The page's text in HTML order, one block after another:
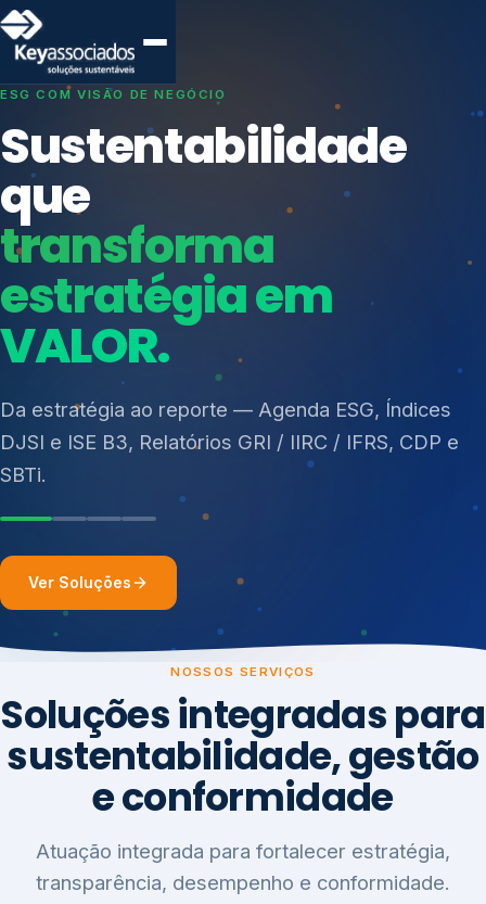
SISTEMAS DE GESTÃO OTIMIZADOS E INTEGRADOS
Conformidade que
protege seu
negócio.
Consultoria, auditoria e treinamentos em ISO 27001,
ISO 27701, ISO 42001, ISO 37001, ISO 9001, ISO
14001, ISO 45001, ONA e PNQ — Gestão de
resíduos sólidos (PGRS/PMGRS).
Índices de Mercado
Mudanças Climáticas
Reputação e Cadeia
Reporte Regulatório
Ver Soluções
NOSSOS SERVIÇOS
Soluções integradas para
sustentabilidade, gestão
e conformidade
Atuação integrada para fortalecer estratégia,
transparência, desempenho e conformidade.